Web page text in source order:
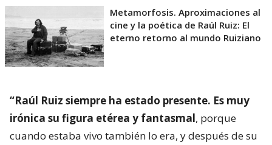
Metamorfosis. Aproximaciones al
cine y la poética de Raúl Ruiz: El
eterno retorno al mundo Ruiziano
“Raúl Ruiz siempre ha estado presente. Es muy
irónica su figura etérea y fantasmal, porque
cuando estaba vivo también lo era, y después de su